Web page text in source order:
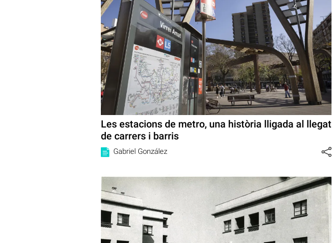
Les estacions de metro, una història lligada al llegat
de carrers i barris
Gabriel González